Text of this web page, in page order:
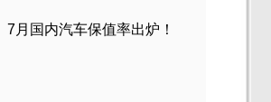
7月国内汽车保值率出炉！